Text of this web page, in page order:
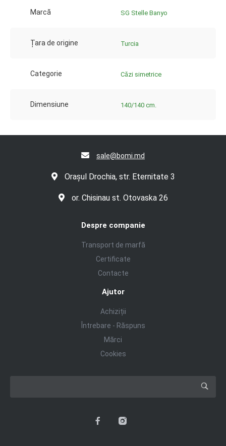
Marcă SG Stelle Banyo
Țara de origine Turcia
Categorie Căzi simetrice
Dimensiune 140/140 cm.
sale@bomi.md
Orașul Drochia, str. Eternitate 3
or. Chisinau st. Otovaska 26
Despre companie
Transport de marfă
Certificate
Contacte
Ajutor
Achiziții
Întrebare - Răspuns
Mărci
Cookies